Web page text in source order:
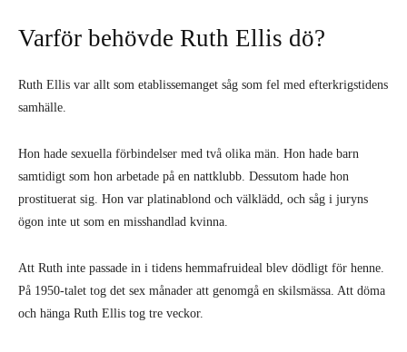
Varför behövde Ruth Ellis dö?
Ruth Ellis var allt som etablissemanget såg som fel med efterkrigstidens
samhälle.
Hon hade sexuella förbindelser med två olika män. Hon hade barn
samtidigt som hon arbetade på en nattklubb. Dessutom hade hon
prostituerat sig. Hon var platinablond och välklädd, och såg i juryns
ögon inte ut som en misshandlad kvinna.
Att Ruth inte passade in i tidens hemmafruideal blev dödligt för henne.
På 1950-talet tog det sex månader att genomgå en skilsmässa. Att döma
och hänga Ruth Ellis tog tre veckor.